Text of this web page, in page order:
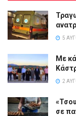
5
Με
2
σε